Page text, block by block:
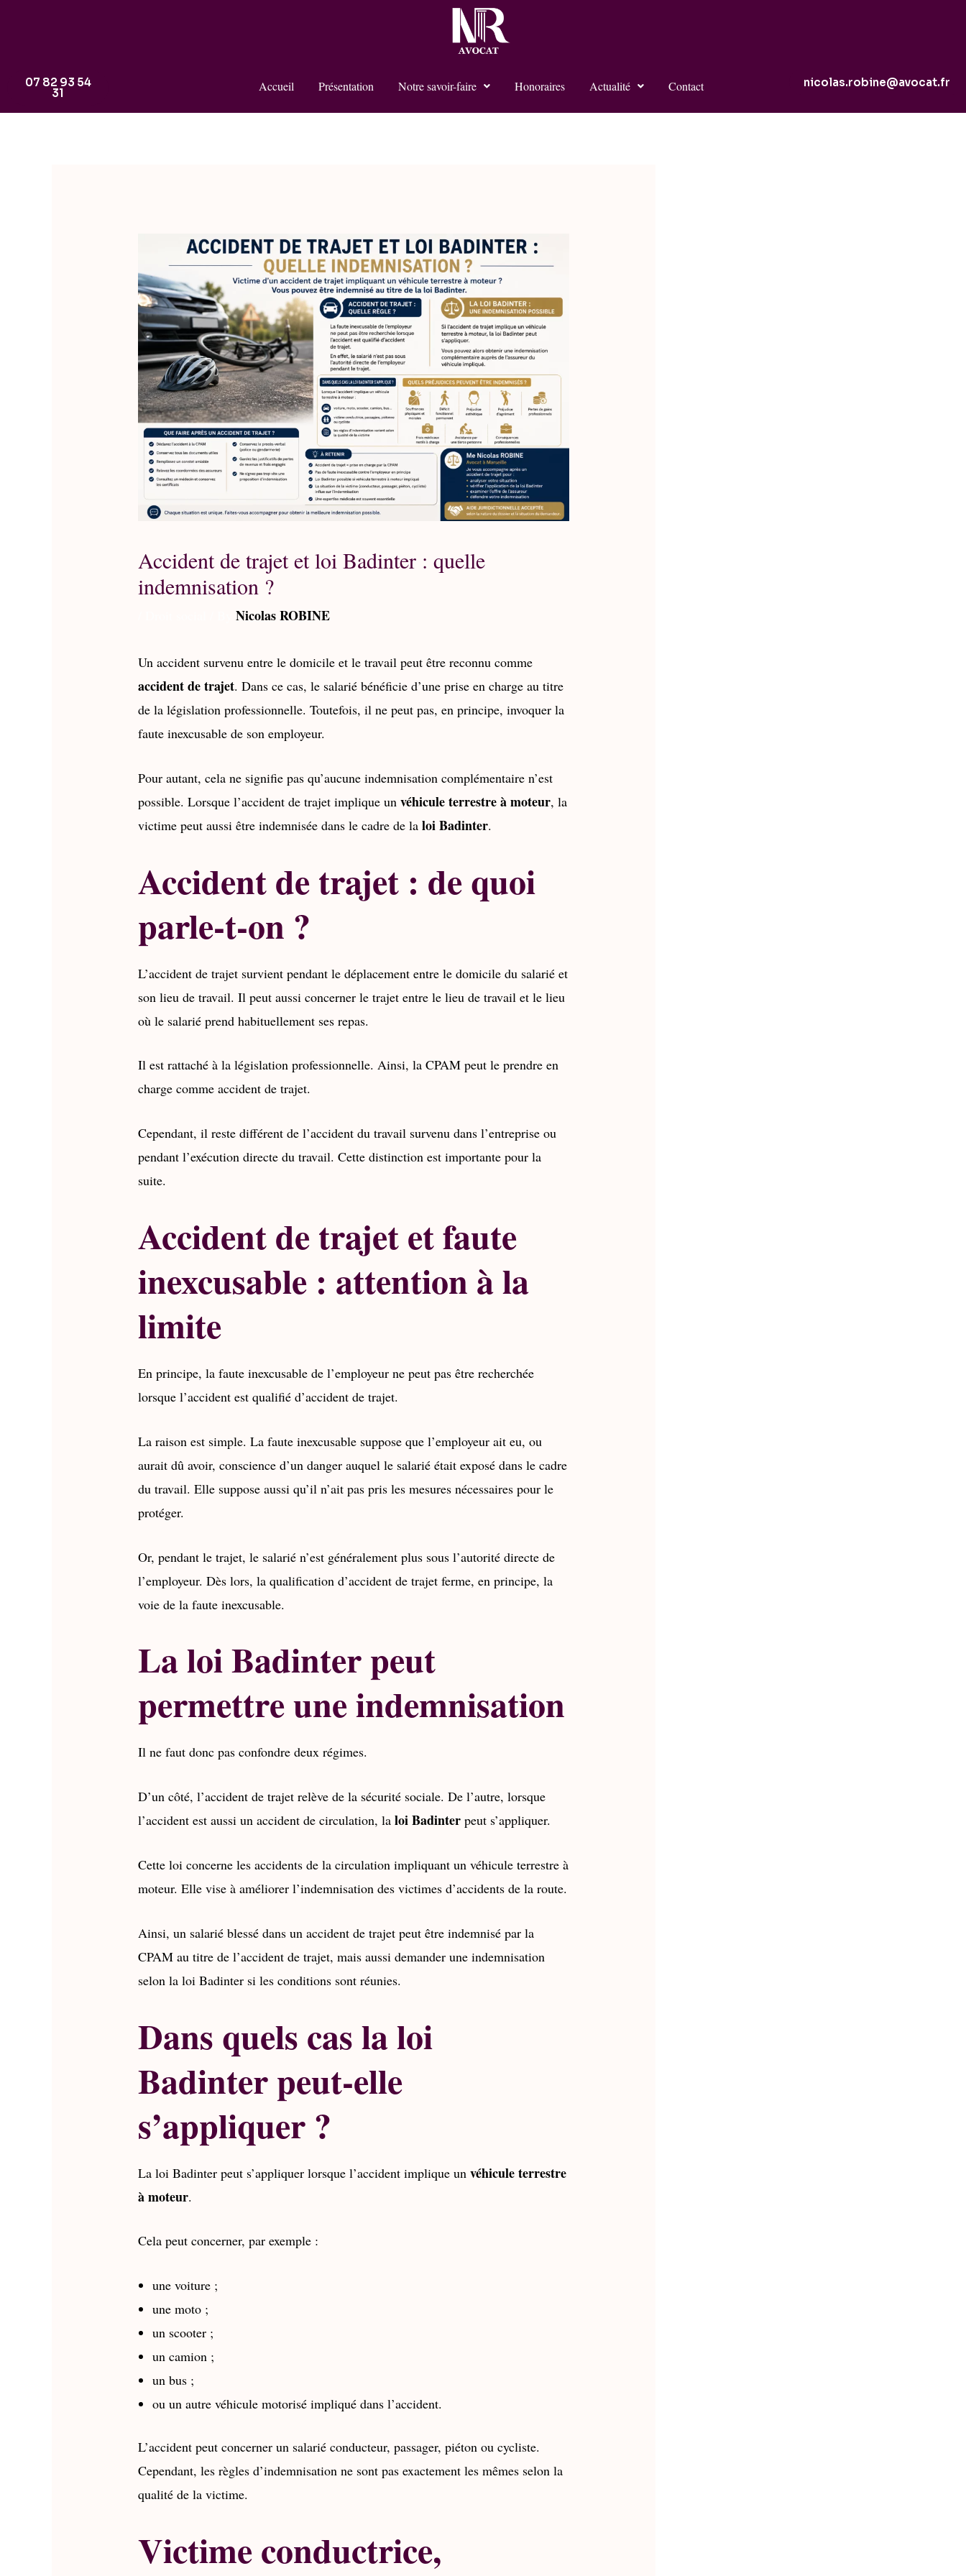
07 82 93 54
31 Accueil Présentation Notre savoir-faire Honoraires Actualité Contact nicolas.robine@avocat.fr
Accident de trajet et loi Badinter : quelle
indemnisation ?
/ ByNicolas ROBINE
Un accident survenu entre le domicile et le travail peut être reconnu comme
accident de trajet. Dans ce cas, le salarié bénéficie d’une prise en charge au titre
de la législation professionnelle. Toutefois, il ne peut pas, en principe, invoquer la
faute inexcusable de son employeur.
Pour autant, cela ne signifie pas qu’aucune indemnisation complémentaire n’est
possible. Lorsque l’accident de trajet implique unvéhicule terrestre à moteur, la
victime peut aussi être indemnisée dans le cadre de laloi Badinter.
Accident de trajet : de quoi
parle-t-on ?
L’accident de trajet survient pendant le déplacement entre le domicile du salarié et
son lieu de travail. Il peut aussi concerner le trajet entre le lieu de travail et le lieu
où le salarié prend habituellement ses repas.
Il est rattaché à la législation professionnelle. Ainsi, la CPAM peut le prendre en
charge comme accident de trajet.
Cependant, il reste différent de l’accident du travail survenu dans l’entreprise ou
pendant l’exécution directe du travail. Cette distinction est importante pour la
suite.
Accident de trajet et faute
inexcusable : attention à la
limite
En principe, la faute inexcusable de l’employeur ne peut pas être recherchée
lorsque l’accident est qualifié d’accident de trajet.
La raison est simple. La faute inexcusable suppose que l’employeur ait eu, ou
aurait dû avoir, conscience d’un danger auquel le salarié était exposé dans le cadre
du travail. Elle suppose aussi qu’il n’ait pas pris les mesures nécessaires pour le
protéger.
Or, pendant le trajet, le salarié n’est généralement plus sous l’autorité directe de
l’employeur. Dès lors, la qualification d’accident de trajet ferme, en principe, la
voie de la faute inexcusable.
La loi Badinter peut
permettre une indemnisation
Il ne faut donc pas confondre deux régimes.
D’un côté, l’accident de trajet relève de la sécurité sociale. De l’autre, lorsque
l’accident est aussi un accident de circulation, laloi Badinter peut s’appliquer.
Cette loi concerne les accidents de la circulation impliquant un véhicule terrestre à
moteur. Elle vise à améliorer l’indemnisation des victimes d’accidents de la route.
Ainsi, un salarié blessé dans un accident de trajet peut être indemnisé par la
CPAM au titre de l’accident de trajet, mais aussi demander une indemnisation
selon la loi Badinter si les conditions sont réunies.
Dans quels cas la loi
Badinter peut-elle
s’appliquer ?
La loi Badinter peut s’appliquer lorsque l’accident implique unvéhicule terrestre
à moteur.
Cela peut concerner, par exemple :
une voiture ;
une moto ;
un scooter ;
un camion ;
un bus ;
ou un autre véhicule motorisé impliqué dans l’accident.
L’accident peut concerner un salarié conducteur, passager, piéton ou cycliste.
Cependant, les règles d’indemnisation ne sont pas exactement les mêmes selon la
qualité de la victime.
Victime conductrice,